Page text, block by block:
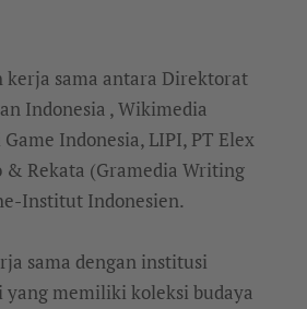
kerja sama antara Direktorat
Indonesia , Wikimedia
Indonesia, LIPI, PT Elex
& Rekata (Gramedia Writing
Institut Indonesien.
sama dengan institusi
yang memiliki koleksi budaya